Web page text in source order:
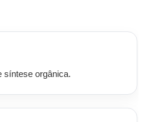
síntese orgânica.